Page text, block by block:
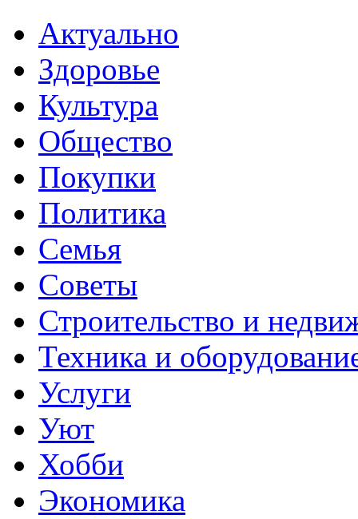
Актуально
Здоровье
Культура
Общество
Покупки
Политика
Семья
Советы
Строительство и
Техника и
Услуги
Уют
Хобби
Экономика